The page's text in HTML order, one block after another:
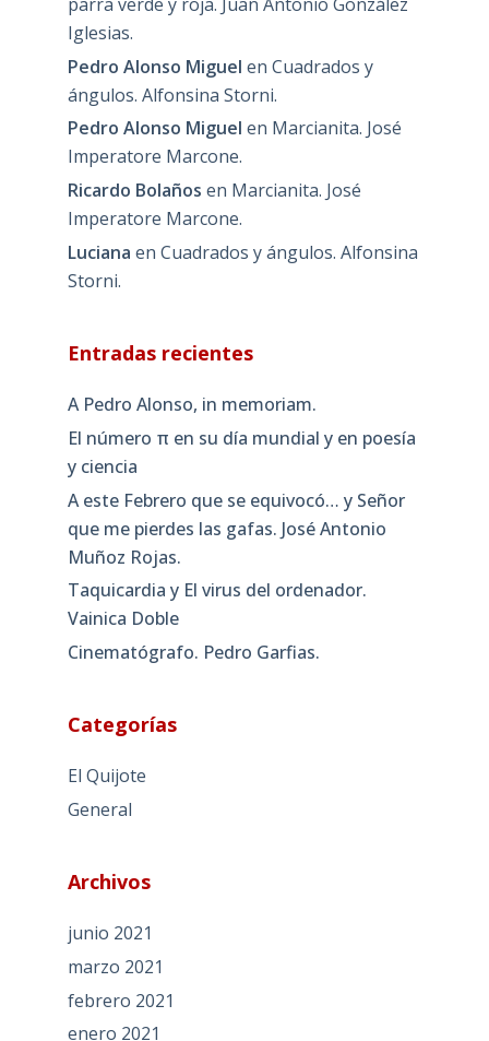
Iglesias.
Pedro Alonso Miguel en Cuadrados y
ángulos. Alfonsina Storni.
Pedro Alonso Miguel en Marcianita. José
Imperatore Marcone.
Ricardo Bolaños en Marcianita. José
Imperatore Marcone.
Luciana en Cuadrados y ángulos. Alfonsina
Storni.
Entradas recientes
A Pedro Alonso, in memoriam.
El número π en su día mundial y en poesía
y ciencia
A este Febrero que se equivocó… y Señor
que me pierdes las gafas. José Antonio
Muñoz Rojas.
Taquicardia y El virus del ordenador.
Vainica Doble
Cinematógrafo. Pedro Garfias.
Categorías
El Quijote
General
Archivos
junio 2021
marzo 2021
febrero 2021
enero 2021